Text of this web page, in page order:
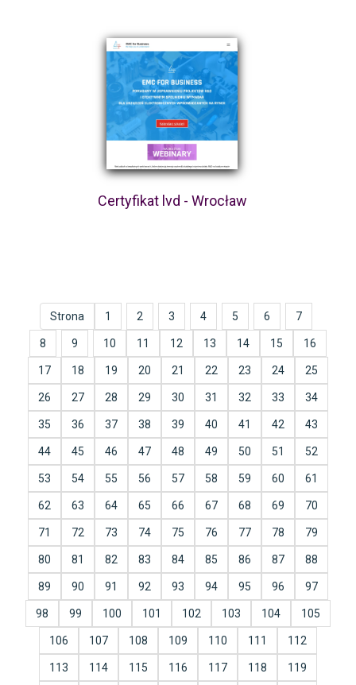
Certyfikat lvd - Wrocław
Strona 1 2 3 4 5 6 7
8 9 10 11 12 13 14 15 16
17 18 19 20 21 22 23 24 25
26 27 28 29 30 31 32 33 34
35 36 37 38 39 40 41 42 43
44 45 46 47 48 49 50 51 52
53 54 55 56 57 58 59 60 61
62 63 64 65 66 67 68 69 70
71 72 73 74 75 76 77 78 79
80 81 82 83 84 85 86 87 88
89 90 91 92 93 94 95 96 97
98 99 100 101 102 103 104 105
106 107 108 109 110 111 112
113 114 115 116 117 118 119